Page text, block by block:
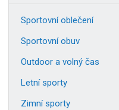
Sportovní oblečení
Sportovní obuv
Outdoor a volný čas
Letní sporty
Zimní sporty